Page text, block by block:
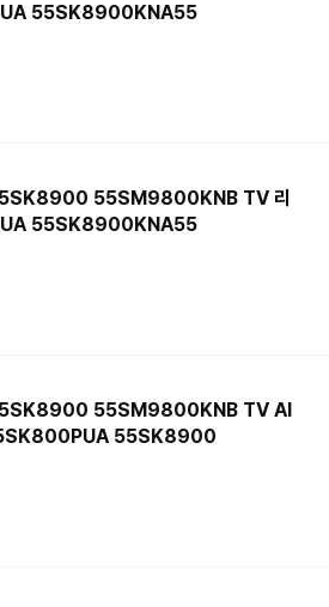
55SK8900KNA55
55SM9800KNB TV 리
55SK8900KNA55
55SM9800KNB TV AI
55SK800PUA 55SK8900